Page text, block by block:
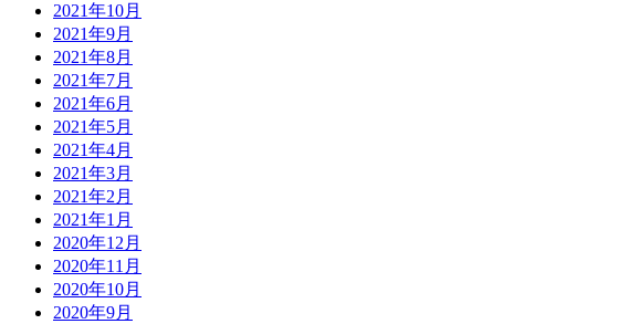
2021年10月
2021年9月
2021年8月
2021年7月
2021年6月
2021年5月
2021年4月
2021年3月
2021年2月
2021年1月
2020年12月
2020年11月
2020年10月
2020年9月